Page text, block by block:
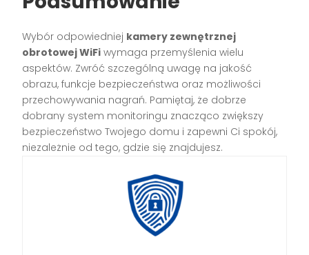
Wybór odpowiedniej kamery zewnętrznej
obrotowej WiFi wymaga przemyślenia wielu
aspektów. Zwróć szczególną uwagę na jakość
obrazu, funkcje bezpieczeństwa oraz możliwości
przechowywania nagrań. Pamiętaj, że dobrze
dobrany system monitoringu znacząco zwiększy
bezpieczeństwo Twojego domu i zapewni Ci spokój,
niezależnie od tego, gdzie się znajdujesz.